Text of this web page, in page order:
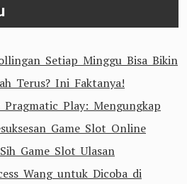
Setiap Minggu Bisa Bikin
Terus? Ini Faktanya!
Play: Mengungkap
Game Slot Online
Game Slot Ulasan
Wang untuk Dicoba di